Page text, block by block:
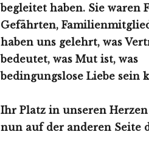
begleitet haben. Sie waren
Gefährten,
haben uns gelehrt, was
bedeutet, was Mut ist, was
bedingungslose Liebe sein
Ihr Platz in unseren
nun auf der anderen Seite